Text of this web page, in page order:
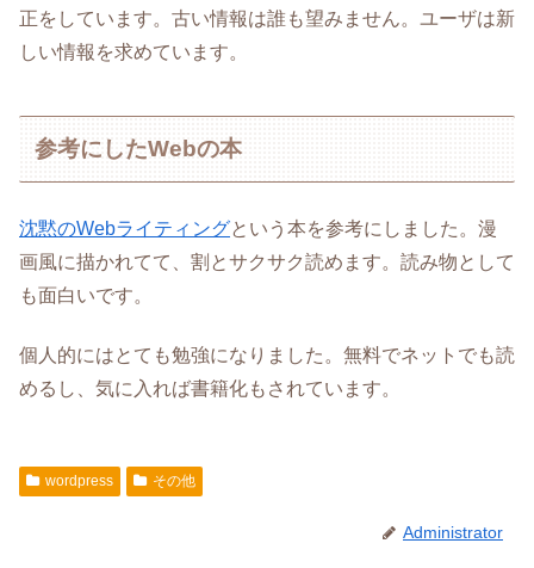
正をしています。古い情報は誰も望みません。ユーザは新
しい情報を求めています。
参考にしたWebの本
沈黙のWebライティングという本を参考にしました。漫
画風に描かれてて、割とサクサク読めます。読み物として
も面白いです。
個人的にはとても勉強になりました。無料でネットでも読
めるし、気に入れば書籍化もされています。
wordpress その他
Administrator